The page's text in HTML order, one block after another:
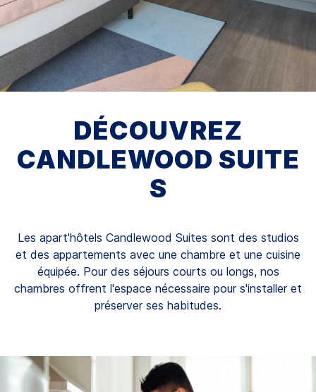
DÉCOUVREZ
CANDLEWOOD SUITE
S
Les apart'hôtels Candlewood Suites sont des studios
et des appartements avec une chambre et une cuisine
équipée. Pour des séjours courts ou longs, nos
chambres offrent l'espace nécessaire pour s'installer et
préserver ses habitudes.